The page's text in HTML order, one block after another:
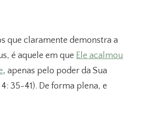
que claramente demonstra a
é aquele em que Ele acalmou
, apenas pelo poder da Sua
35-41). De forma plena, e